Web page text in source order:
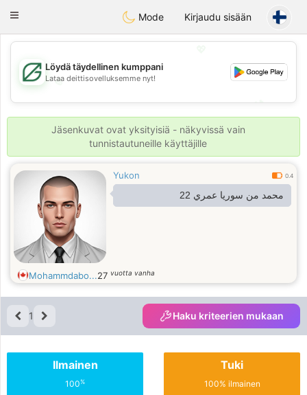
GulfDating
Toggle
Mode Kirjaudu sisään
💖
💕
💕
Löydä täydellinen kumppani
Lataa deittisovelluksemme nyt!
Jäsenkuvat ovat yksityisiä - näkyvissä vain
tunnistautuneille käyttäjille
Yukon 0.4
محمد من سوريا عمري 22
Mohammdabo...27 vuotta vanha
1 Haku kriteerien mukaan
Ilmainen
100%
Tuki
100% ilmainen